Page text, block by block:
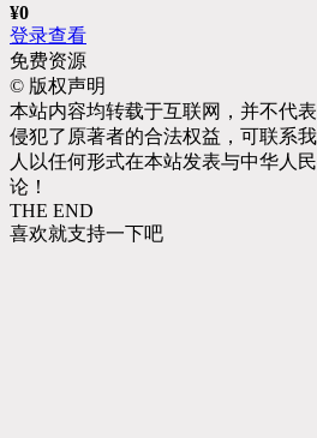
¥0
登录查看
免费资源
© 版权声明
本站内容均转载于互联网，并不代
侵犯了原著者的合法权益，可联系
人以任何形式在本站发表与中华人
论！
THE END
喜欢就支持一下吧